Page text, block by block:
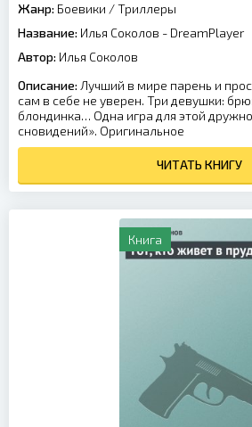
Жанр: Боевики /Триллеры
Название: Илья Соколов - DreamPlayer
Автор: Илья Соколов
Описание: Лучший в мире парень и
сам в себе не уверен. Три девушки:
блондинка… Одна игра для этой
сновидений». Оригинальное
ЧИТАТЬ КНИГУ
Книга